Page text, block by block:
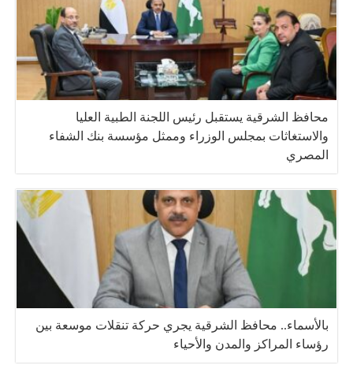
محافظ الشرقية يستقبل رئيس اللجنة الطبية العليا
والاستغاثات بمجلس الوزراء وممثل مؤسسة بنك الشفاء
المصري
بالأسماء.. محافظ الشرقية يجري حركة تنقلات موسعة بين
رؤساء المراكز والمدن والأحياء